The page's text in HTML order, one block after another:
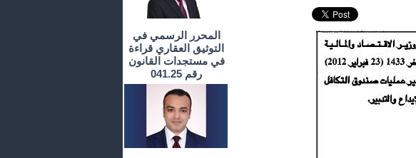
المحرر الرسمي في
التوثيق العقاري قراءة
في مستجدات القانون
رقم 041.25